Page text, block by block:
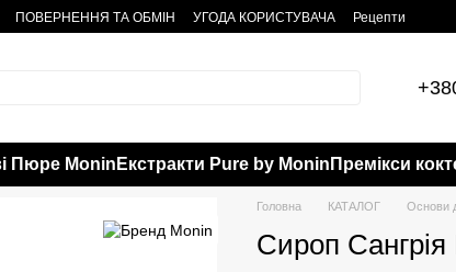
ПОВЕРНЕННЯ ТА ОБМІН УГОДА КОРИСТУВАЧА Рецепти
Пюре Monin Екстракти Pure by Monin Премікси
Головна КАТАЛОГ Основи
Сироп